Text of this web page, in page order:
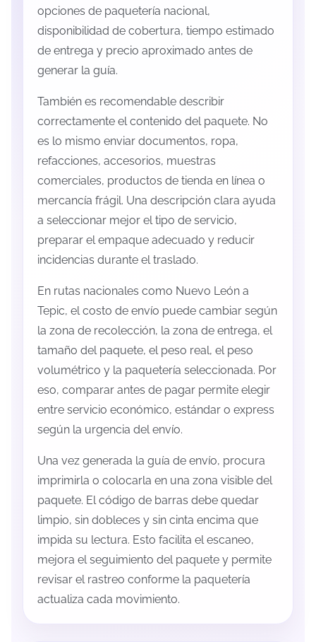
opciones de paquetería nacional,
disponibilidad de cobertura, tiempo estimado
de entrega y precio aproximado antes de
generar la guía.
También es recomendable describir
correctamente el contenido del paquete. No
es lo mismo enviar documentos, ropa,
refacciones, accesorios, muestras
comerciales, productos de tienda en línea o
mercancía frágil. Una descripción clara ayuda
a seleccionar mejor el tipo de servicio,
preparar el empaque adecuado y reducir
incidencias durante el traslado.
En rutas nacionales como Nuevo León a
Tepic, el costo de envío puede cambiar según
la zona de recolección, la zona de entrega, el
tamaño del paquete, el peso real, el peso
volumétrico y la paquetería seleccionada. Por
eso, comparar antes de pagar permite elegir
entre servicio económico, estándar o express
según la urgencia del envío.
Una vez generada la guía de envío, procura
imprimirla o colocarla en una zona visible del
paquete. El código de barras debe quedar
limpio, sin dobleces y sin cinta encima que
impida su lectura. Esto facilita el escaneo,
mejora el seguimiento del paquete y permite
revisar el rastreo conforme la paquetería
actualiza cada movimiento.